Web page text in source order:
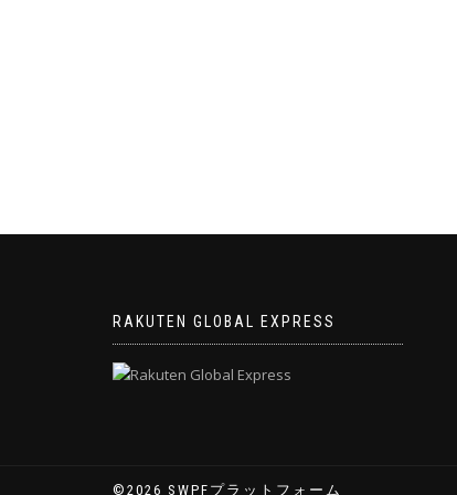
ョ
RAKUTEN GLOBAL EXPRESS
©2026 SWPFプラットフォーム